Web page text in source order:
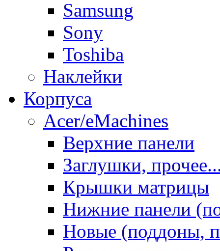
Samsung
Sony
Toshiba
Наклейки
Корпуса
Acer/eMachines
Верхние панели
Заглушки,
Крышки матрицы
Нижние панели
Новые (поддоны,